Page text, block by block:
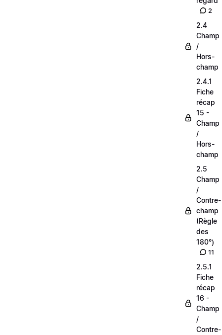
2
2.4
Champ
/
Hors-
champ
2.4.1
Fiche
récap
15 -
Champ
/
Hors-
champ
2.5
Champ
/
Contre-
champ
(Règle
des
180°)
11
2.5.1
Fiche
récap
16 -
Champ
/
Contre-